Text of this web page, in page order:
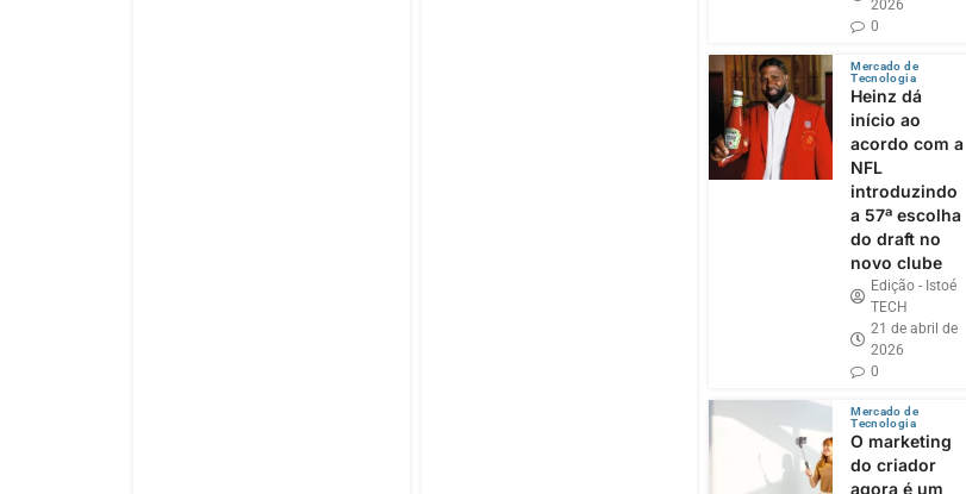
2026
0
Mercado de
Tecnologia
Heinz dá
início ao
acordo com a
NFL
introduzindo
a 57ª escolha
do draft no
novo clube
Edição - Istoé
TECH
21 de abril de
2026
0
Mercado de
Tecnologia
O marketing
do criador
agora é um